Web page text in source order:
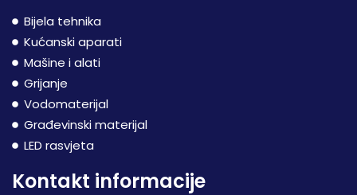
Bijela tehnika
Kućanski aparati
Mašine i alati
Grijanje
Vodomaterijal
Građevinski materijal
LED rasvjeta
Kontakt informacije